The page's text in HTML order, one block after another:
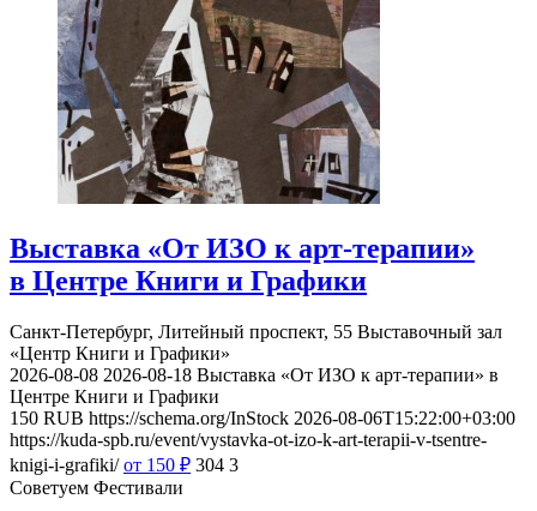
Выставка «От ИЗО к арт-терапии»
в Центре Книги и Графики
Санкт-Петербург, Литейный проспект, 55 Выставочный зал
«Центр Книги и Графики»
2026-08-08 2026-08-18 Выставка «От ИЗО к арт-терапии» в
Центре Книги и Графики
150 RUB https://schema.org/InStock 2026-08-06T15:22:00+03:00
https://kuda-spb.ru/event/vystavka-ot-izo-k-art-terapii-v-tsentre-
knigi-i-grafiki/ от 150 ₽ 304 3
Советуем Фестивали